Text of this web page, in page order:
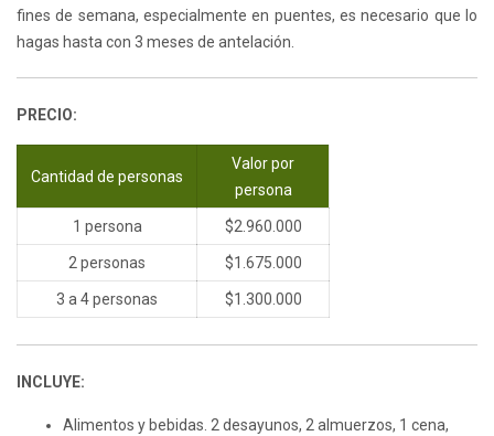
fines de semana, especialmente en puentes, es necesario que lo
hagas hasta con 3 meses de antelación.
PRECIO:
Cantidad de personas
Valor por
persona
1 persona $2.960.000
2 personas $1.675.000
3 a 4 personas $1.300.000
INCLUYE:
Alimentos y bebidas. 2 desayunos, 2 almuerzos, 1 cena,